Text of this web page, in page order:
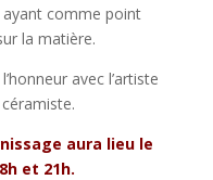
ayant comme point
la matière.
avec l’artiste
aura lieu le
et 21h.